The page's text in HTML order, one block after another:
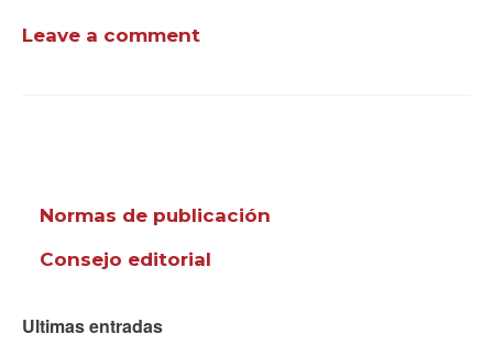
Leave a comment
Normas de publicación
Consejo editorial
Ultimas entradas